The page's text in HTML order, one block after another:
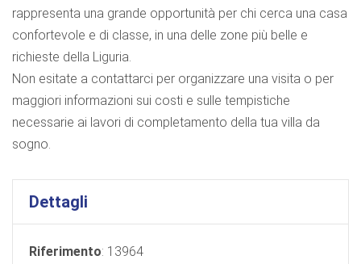
rappresenta una grande opportunità per chi cerca una casa
confortevole e di classe, in una delle zone più belle e
richieste della Liguria.
Non esitate a contattarci per organizzare una visita o per
maggiori informazioni sui costi e sulle tempistiche
necessarie ai lavori di completamento della tua villa da
sogno.
Dettagli
Riferimento: 13964